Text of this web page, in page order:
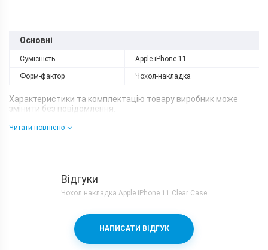
Основні
Сумісність Apple iPhone 11
Форм-фактор Чохол-накладка
Характеристики та комплектацію товару виробник може
змінити без повідомлення.
Читати повністю
Відгуки
Чохол накладка Apple iPhone 11 Clear Case
НАПИСАТИ ВІДГУК